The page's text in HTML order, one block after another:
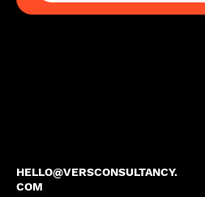
HELLO@VERSCONSULTANCY.
COM